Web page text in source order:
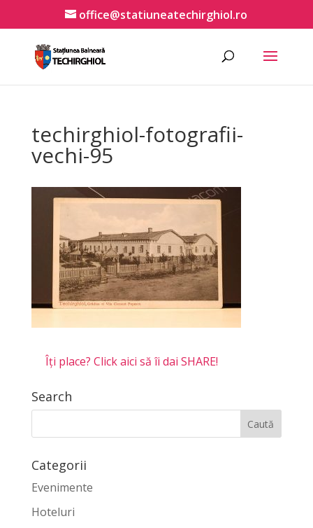
office@statiuneatechirghiol.ro
techirghiol-fotografii-
vechi-95
Îți place? Click aici să îi dai SHARE!
Search
Categorii
Evenimente
Hoteluri